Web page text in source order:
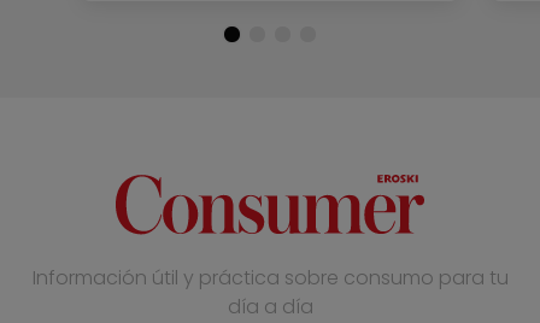
Información útil y práctica sobre consumo para tu
día a día